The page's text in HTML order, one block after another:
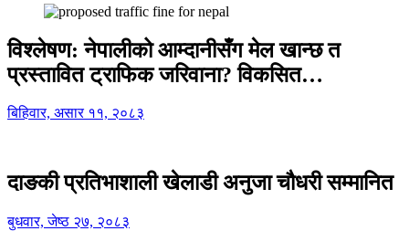
विश्लेषण: नेपालीको आम्दानीसँग मेल खान्छ त
प्रस्तावित ट्राफिक जरिवाना? विकसित…
बिहिवार, असार ११, २०८३
दाङकी प्रतिभाशाली खेलाडी अनुजा चौधरी सम्मानित
बुधवार, जेष्ठ २७, २०८३